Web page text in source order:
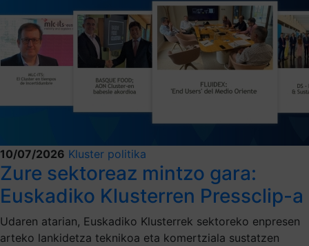
10/07/2026 Kluster politika
Zure sektoreaz mintzo gara:
Euskadiko Klusterren Pressclip-a
Udaren atarian, Euskadiko Klusterrek sektoreko enpresen
arteko lankidetza teknikoa eta komertziala sustatzen